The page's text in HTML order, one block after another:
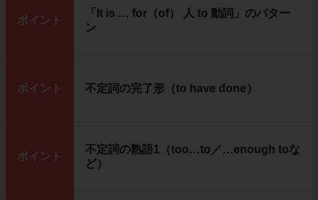
ポイント
「It is … for（of） 人 to 動詞」のパター
ン
ポイント 不定詞の完了形（to have done）
ポイント
不定詞の熟語1（too…to／…enough toな
ど）